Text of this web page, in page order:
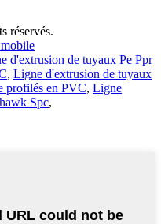
réservés.
d'extrusion de tuyaux Pe Ppr
, Ligne d'extrusion de tuyaux
profilés en PVC, Ligne
Spc,